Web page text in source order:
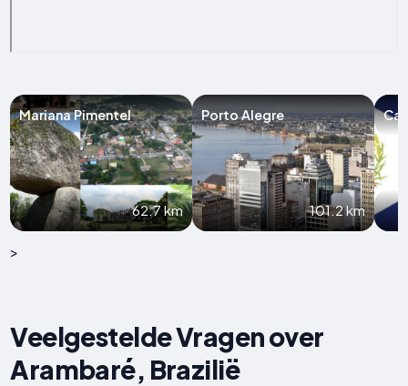
Mariana Pimentel
62.7 km
Porto Alegre
101.2 km
>
Veelgestelde Vragen over
Arambaré, Brazilië